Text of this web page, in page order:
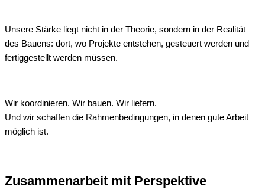
Unsere Stärke liegt nicht in der Theorie, sondern in der Realität
des Bauens: dort, wo Projekte entstehen, gesteuert werden und
fertiggestellt werden müssen.
Wir koordinieren. Wir bauen. Wir liefern.
Und wir schaffen die Rahmenbedingungen, in denen gute Arbeit
möglich ist.
Zusammenarbeit mit Perspektive